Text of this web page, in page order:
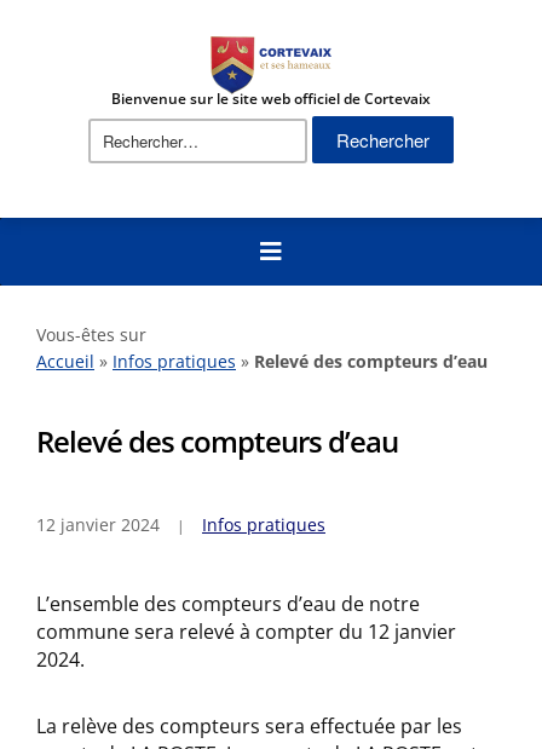
Bienvenue sur le site web officiel de Cortevaix
Rechercher :
Vous-êtes sur
Accueil » Infos pratiques » Relevé des compteurs d’eau
Relevé des compteurs d’eau
12 janvier 2024 Infos pratiques
L’ensemble des compteurs d’eau de notre
commune sera relevé à compter du 12 janvier
2024.
La relève des compteurs sera effectuée par les